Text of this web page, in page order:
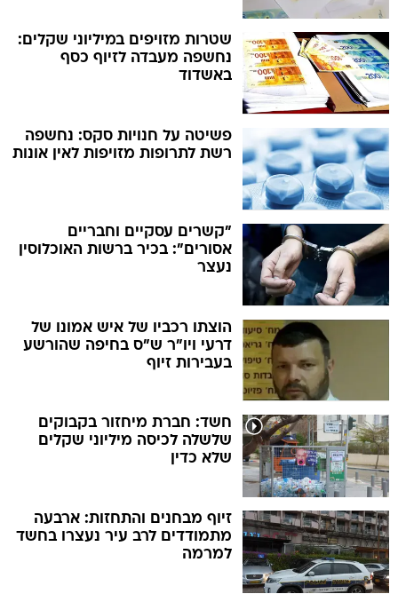
שטרות מזויפים במיליוני שקלים:
נחשפה מעבדה לזיוף כסף
באשדוד
פשיטה על חנויות סקס: נחשפה
רשת לתרופות מזויפות לאין אונות
"קשרים עסקיים וחבריים
אסורים": בכיר ברשות האוכלוסין
נעצר
הוצתו רכביו של איש אמונו של
דרעי ויו"ר ש"ס בחיפה שהורשע
בעבירות זיוף
חשד: חברת מיחזור בקבוקים
שלשלה לכיסה מיליוני שקלים
שלא כדין
זיוף מבחנים והתחזות: ארבעה
מתמודדים לרב עיר נעצרו בחשד
למרמה